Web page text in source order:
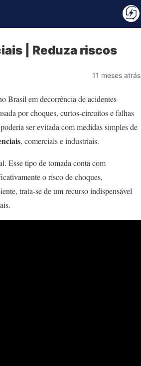
| Reduza riscos
11 meses atrás
Brasil em decorrência de acidentes
por choques, curtos-circuitos e falhas
ser evitada com medidas simples de
, comerciais e industriais.
Esse tipo de tomada conta com
o risco de choques,
trata-se de um recurso indispensável